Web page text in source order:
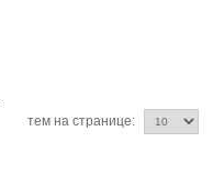
тем на странице: